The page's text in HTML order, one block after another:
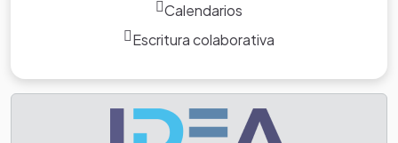
Calendarios
Escritura colaborativa